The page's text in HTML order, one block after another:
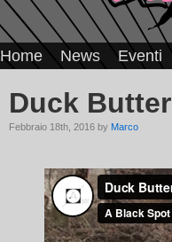
Home News Eventi
Duck Butter
Febbraio 18th, 2016 by Marco